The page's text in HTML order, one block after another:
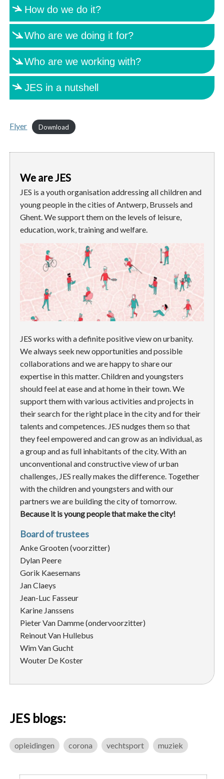
How do we do it?
Who are we doing it for?
Who are we working with?
JES in a nutshell
Flyer Download
We are JES
JES is a youth organisation addressing all children and
young people in the cities of Antwerp, Brussels and
Ghent. We support them on the levels of leisure,
education, work, training and welfare.
JES works with a definite positive view on urbanity.
We always seek new opportunities and possible
collaborations and we are happy to share our
expertise in this matter. Children and youngsters
should feel at ease and at home in their town. We
support them with various activities and projects in
their search for the right place in the city and for their
talents and competences. JES nudges them so that
they feel empowered and can grow as an individual, as
a group and as full inhabitants of the city. With an
unconventional and constructive view of urban
challenges, JES really makes the difference. Together
with the children and youngsters and with our
partners we are building the city of tomorrow.
Because it is young people that make the city!
Board of trustees
Anke Grooten (voorzitter)
Dylan Peere
Gorik Kaesemans
Jan Claeys
Jean-Luc Fasseur
Karine Janssens
Pieter Van Damme (ondervoorzitter)
Reinout Van Hullebus
Wim Van Gucht
Wouter De Koster
JES blogs:
opleidingen corona vechtsport muziek